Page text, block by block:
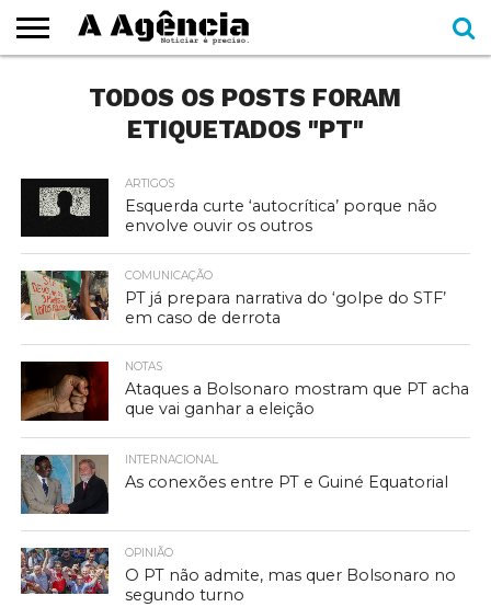
CADERNOS
SEÇÕES
ESPECIAIS
COMO
AJUDAR
CONTATOTODOS OS POSTS FORAM
ETIQUETADOS "PT"
ARTIGOS
Esquerda curte ‘autocrítica’ porque não
envolve ouvir os outros
COMUNICAÇÃO
PT já prepara narrativa do ‘golpe do STF’
em caso de derrota
NOTAS
Ataques a Bolsonaro mostram que PT acha
que vai ganhar a eleição
INTERNACIONAL
As conexões entre PT e Guiné Equatorial
OPINIÃO
O PT não admite, mas quer Bolsonaro no
segundo turno